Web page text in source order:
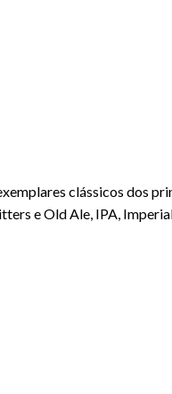
clássicos dos
e Old Ale, IPA,